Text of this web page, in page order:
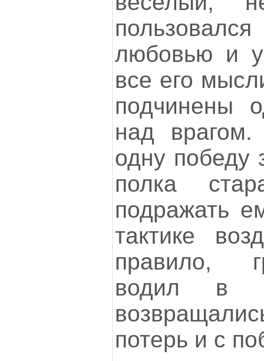
любовью и
все его
подчинены
над
одну победу
полка
подражать
тактике
правило,
водил в
потерь и с